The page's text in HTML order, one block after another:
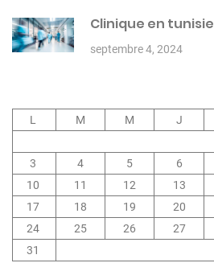
a
r
i
c
l
e
Clinique en tunisie
septembre 4, 2024
L M M J
3
4 5 6
10
11 12 13
17
18 19 20
24
25 26 27
31